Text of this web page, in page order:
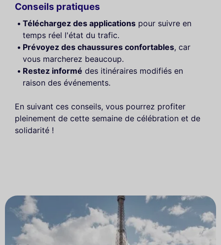
Conseils pratiques
Téléchargez des applications pour suivre en
temps réel l'état du trafic.
Prévoyez des chaussures confortables, car
vous marcherez beaucoup.
Restez informé des itinéraires modifiés en
raison des événements.
En suivant ces conseils, vous pourrez profiter
pleinement de cette semaine de célébration et de
solidarité !